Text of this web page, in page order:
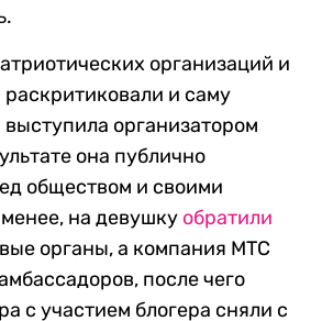
организаций и
и саму
организатором
она публично
обществом и своими
на девушку обратили
органы, а компания МТС
после чего
с участием блогера сняли с